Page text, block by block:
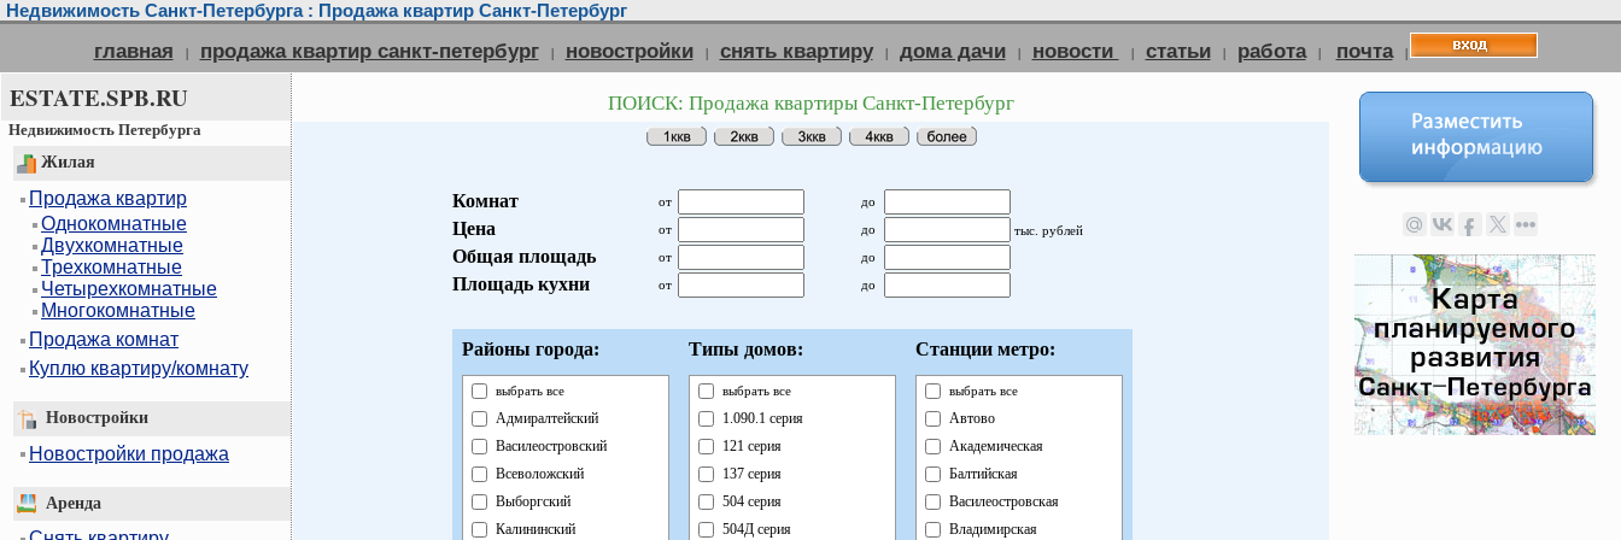
Недвижимость Санкт-Петербурга : Продажа квартир Санкт-Петербург
главная | продажа квартир санкт-петербург | новостройки | снять квартиру | дома дачи | новости | статьи | работа | почта |
ESTATE.SPB.RU
Недвижимость Петербурга
Жилая
Продажа квартир
Однокомнатные
Двухкомнатные
Трехкомнатные
Четырехкомнатные
Многокомнатные
Продажа комнат
Куплю квартиру/комнату
Новостройки
Новостройки продажа
Аренда
ПОИСК: Продажа квартиры Санкт-Петербург
Комнат от до
Цена от до тыс. рублей
Общая площадь от до
Площадь кухни от до
Районы города:
выбрать все
Адмиралтейский
Василеостровский
Всеволожский
Выборгский
Калининский
Типы домов:
выбрать все
1.090.1 серия
121 серия
137 серия
504 серия
504Д серия
Станции метро:
выбрать все
Автово
Академическая
Балтийская
Василеостровская
Владимирская